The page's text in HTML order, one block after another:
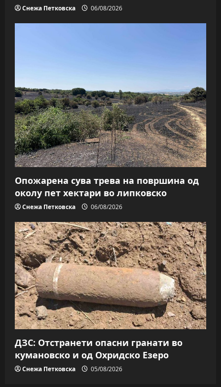
Снежа Петковска 06/08/2026
Опожарена сува трева на површина од
околу пет хектари во липковско
Снежа Петковска 06/08/2026
ДЗС: Отстранети опасни гранати во
кумановско и од Охридско Езеро
Снежа Петковска 05/08/2026